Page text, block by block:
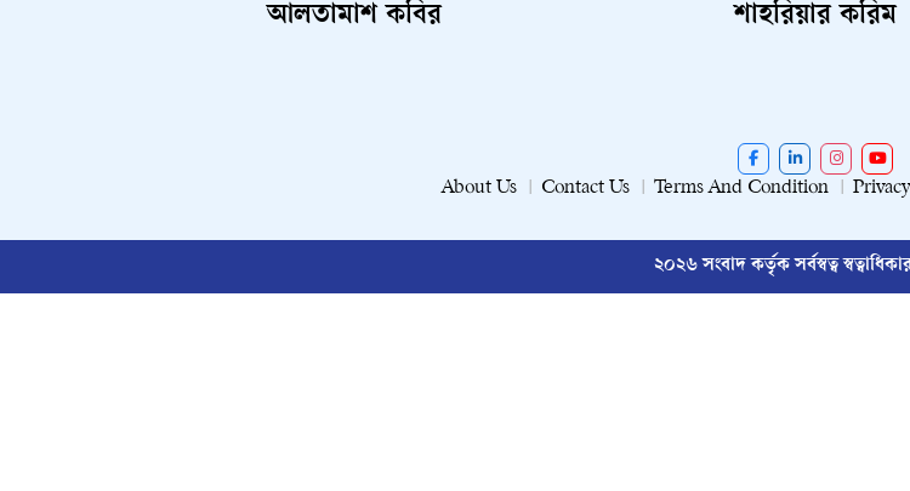
আলতামাশ কবির
শাহরিয়ার করিম
About Us Contact Us Terms And Condition
২০২৬ সংবাদ কর্তৃক সর্বস্বত্ব